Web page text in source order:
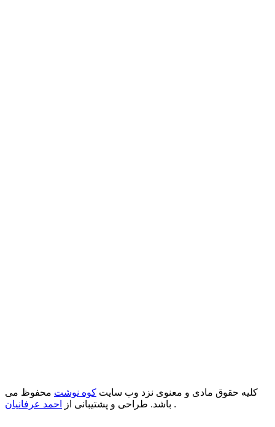
کلیه حقوق مادی و معنوی نزد وب سایت کوه نوشت محفوظ می
باشد. طراحی و پشتیبانی از
احمد عرفانیان .